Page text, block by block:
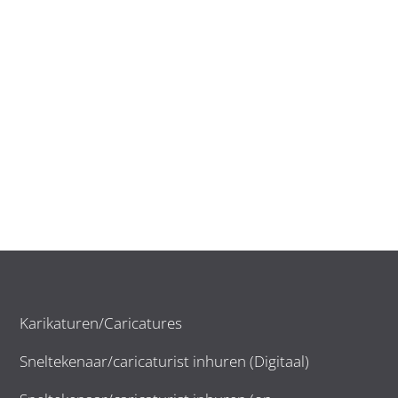
Karikaturen/Caricatures
Sneltekenaar/caricaturist inhuren (Digitaal)